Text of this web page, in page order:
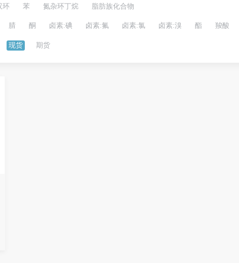
环 苯 氮杂环丁烷 脂肪族化合物
腈 酮 卤素:碘 卤素:氟 卤素:氯 卤素:溴 酯 羧酸
现货 期货